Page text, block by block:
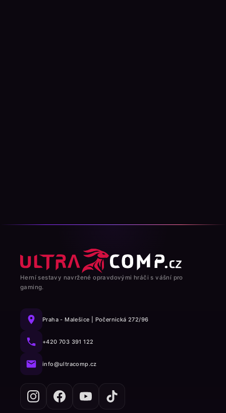
Herní sestavy navržené opravdovými hráči s vášní pro
gaming.
Praha - Malešice | Počernická 272/96
+420 703 391 122
info@ultracomp.cz